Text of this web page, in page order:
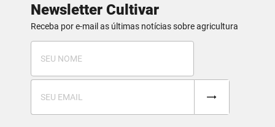
Newsletter Cultivar
Receba por e-mail as últimas notícias sobre agricultura